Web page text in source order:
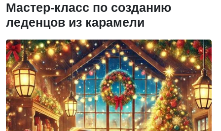
Мастер-класс по созданию
леденцов из карамели